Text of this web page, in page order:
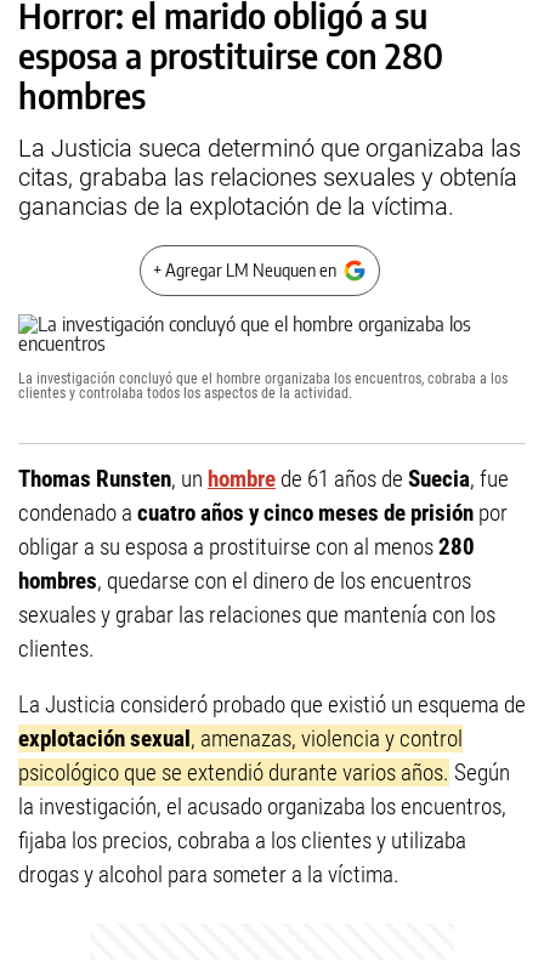
Horror: el marido obligó a su
esposa a prostituirse con 280
hombres
La Justicia sueca determinó que organizaba las
citas, grababa las relaciones sexuales y obtenía
ganancias de la explotación de la víctima.
+ Agregar LM Neuquen en
La investigación concluyó que el hombre organizaba los encuentros, cobraba a los
clientes y controlaba todos los aspectos de la actividad.
Thomas Runsten, un hombre de 61 años de Suecia, fue
condenado a cuatro años y cinco meses de prisión por
obligar a su esposa a prostituirse con al menos280
hombres, quedarse con el dinero de los encuentros
sexuales y grabar las relaciones que mantenía con los
clientes.
La Justicia consideró probado que existió un esquema de
explotación sexual, amenazas, violencia y control
psicológico que se extendió durante varios años. Según
la investigación, el acusado organizaba los encuentros,
fijaba los precios, cobraba a los clientes y utilizaba
drogas y alcohol para someter a la víctima.